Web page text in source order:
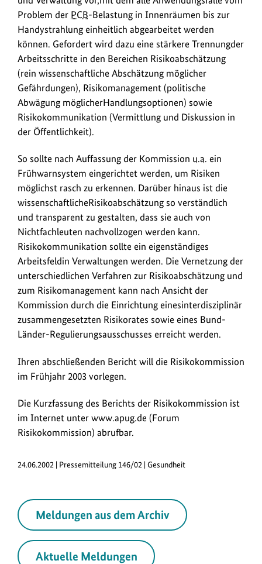
Problem der PCB-Belastung in Innenräumen bis zur
Handystrahlung einheitlich abgearbeitet werden
können. Gefordert wird dazu eine stärkere Trennungder
Arbeitsschritte in den Bereichen Risikoabschätzung
(rein wissenschaftliche Abschätzung möglicher
Gefährdungen), Risikomanagement (politische
Abwägung möglicherHandlungsoptionen) sowie
Risikokommunikation (Vermittlung und Diskussion in
der Öffentlichkeit).
So sollte nach Auffassung der Kommission u.a. ein
Frühwarnsystem eingerichtet werden, um Risiken
möglichst rasch zu erkennen. Darüber hinaus ist die
wissenschaftlicheRisikoabschätzung so verständlich
und transparent zu gestalten, dass sie auch von
Nichtfachleuten nachvollzogen werden kann.
Risikokommunikation sollte ein eigenständiges
Arbeitsfeldin Verwaltungen werden. Die Vernetzung der
unterschiedlichen Verfahren zur Risikoabschätzung und
zum Risikomanagement kann nach Ansicht der
Kommission durch die Einrichtung einesinterdisziplinär
zusammengesetzten Risikorates sowie eines Bund-
Länder-Regulierungsausschusses erreicht werden.
Ihren abschließenden Bericht will die Risikokommission
im Frühjahr 2003 vorlegen.
Die Kurzfassung des Berichts der Risikokommission ist
im Internet unter www.apug.de (Forum
Risikokommission) abrufbar.
24.06.2002 | Pressemitteilung 146/02 | Gesundheit
Meldungen aus dem Archiv
Aktuelle Meldungen